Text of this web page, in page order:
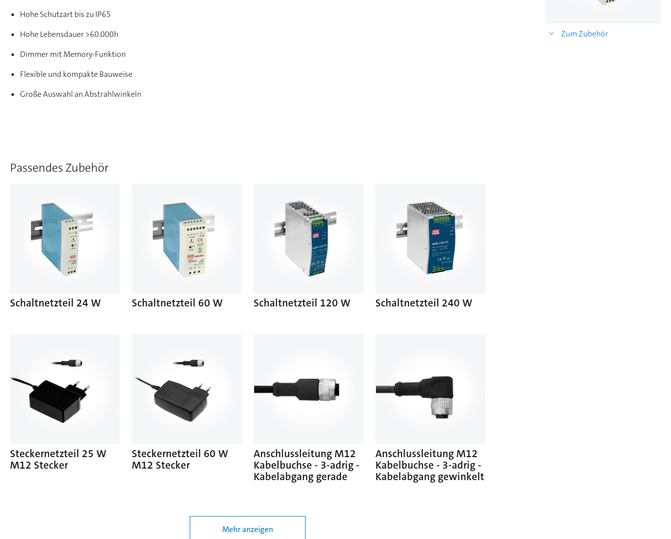
Hohe Schutzart bis zu IP65
Hohe Lebensdauer >60.000h
Dimmer mit Memory-Funktion
Flexible und kompakte Bauweise
Große Auswahl an Abstrahlwinkeln
Passendes Zubehör
Schaltnetzteil 24 W Schaltnetzteil 60 W Schaltnetzteil 120 W Schaltnetzteil 240 W
Steckernetzteil 25 W
M12 Stecker
Steckernetzteil 60 W
M12 Stecker
Anschlussleitung M12
Kabelbuchse - 3-adrig -
Kabelabgang gerade
Anschlussleitung M12
Kabelbuchse - 3-adrig -
Kabelabgang gewinkelt
Mehr anzeigen
Zum Zubehör